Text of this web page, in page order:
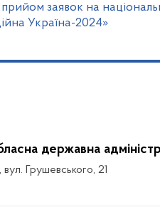
заявок на
Україна-2024»
державна
вул. Грушевського, 21